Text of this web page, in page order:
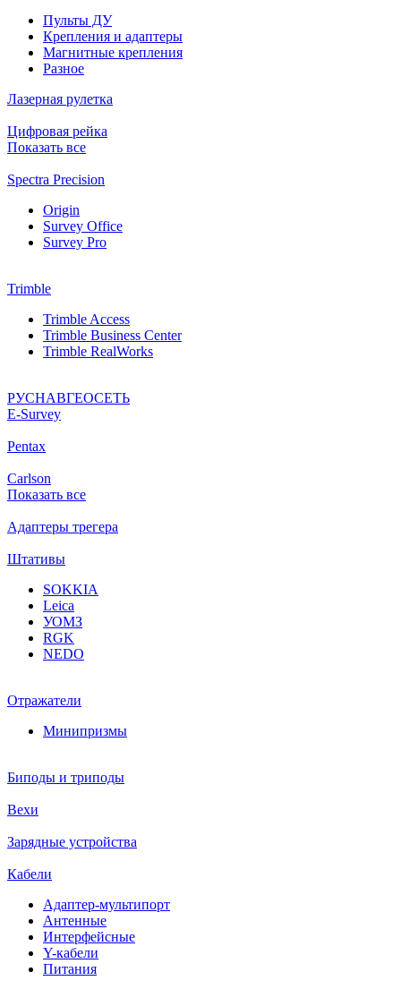
Пульты ДУ
Крепления и адаптеры
Магнитные крепления
Разное
Лазерная рулетка
Цифровая рейка
Показать все
Spectra Precision
Origin
Survey Office
Survey Pro
Trimble
Trimble Access
Trimble Business Center
Trimble RealWorks
РУСНАВГЕОСЕТЬ
Е-Survey
Pentax
Carlson
Показать все
Адаптеры трегера
Штативы
SOKKIA
Leica
УОМЗ
RGK
NEDO
Отражатели
Минипризмы
Биподы и триподы
Вехи
Зарядные устройства
Кабели
Адаптер-мультипорт
Антенные
Интерфейсные
Y-кабели
Питания